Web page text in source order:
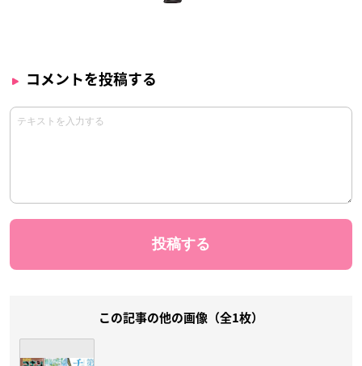
コメントを投稿する
この記事の他の画像（全1枚）